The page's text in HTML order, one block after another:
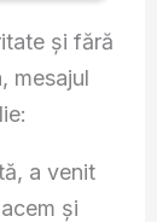
și fără
mesajul
a venit
și